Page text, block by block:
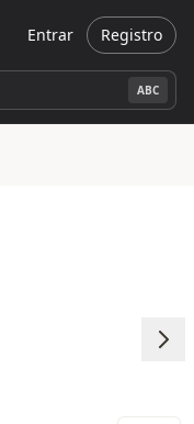
Entrar Registro
ABC